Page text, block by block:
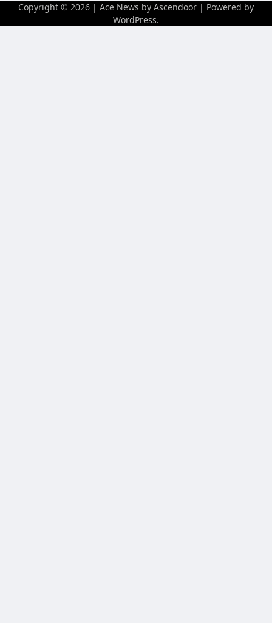
Copyright © 2026 | Ace News by Ascendoor | Powered by
WordPress.